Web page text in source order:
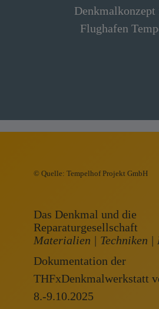
Denkmalkonzept
Flughafen
Expert:innen
Disziplinen
Das Denkmal und die
Reparaturgesellschaft
Materialien | Techniken |
Dokumentation der
THFxDenkmalwerkstatt
8.-9.10.2025
© Quelle: Tempelhof Projekt GmbH